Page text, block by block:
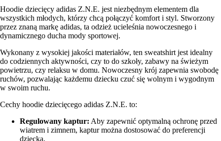
Hoodie dziecięcy adidas Z.N.E. jest niezbędnym elementem dla
wszystkich młodych, którzy chcą połączyć komfort i styl. Stworzony
przez znaną markę adidas, ta odzież ucieleśnia nowoczesnego i
dynamicznego ducha mody sportowej.
Wykonany z wysokiej jakości materiałów, ten sweatshirt jest idealny
do codziennych aktywności, czy to do szkoły, zabawy na świeżym
powietrzu, czy relaksu w domu. Nowoczesny krój zapewnia swobodę
ruchów, pozwalając każdemu dziecku czuć się wolnym i wygodnym
w swoim ruchu.
Cechy hoodie dziecięcego adidas Z.N.E. to:
Regulowany kaptur: Aby zapewnić optymalną ochronę przed
wiatrem i zimnem, kaptur można dostosować do preferencji
dziecka.